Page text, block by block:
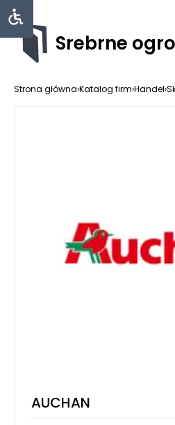
Srebrne
Strona główna›Katalog firm›Handel›
AUCHAN